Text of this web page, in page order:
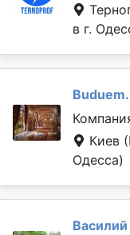
в г.
Киев
Одесса)